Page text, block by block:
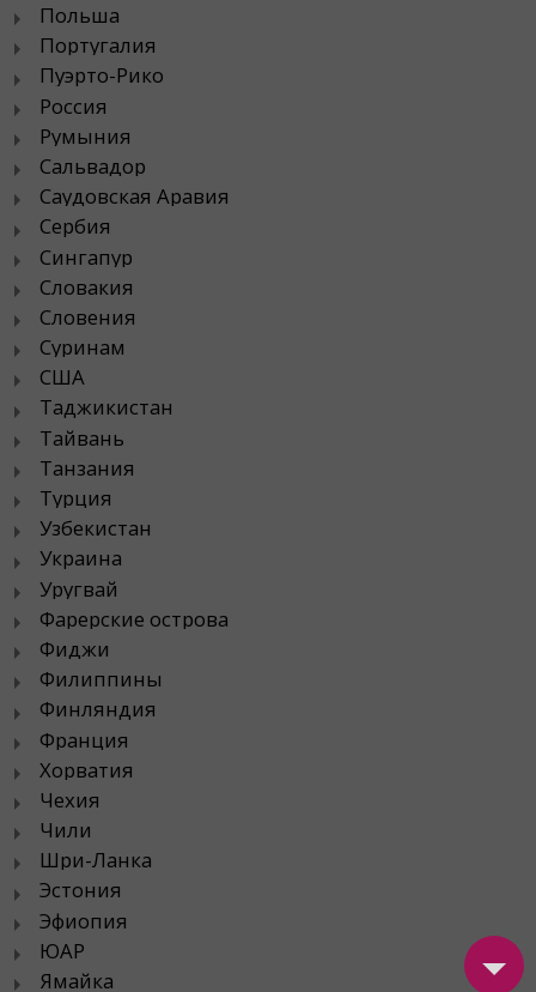
Польша
Португалия
Пуэрто-Рико
Россия
Румыния
Сальвадор
Саудовская Аравия
Сербия
Сингапур
Словакия
Словения
Суринам
США
Таджикистан
Тайвань
Танзания
Турция
Узбекистан
Украина
Уругвай
Фарерские острова
Фиджи
Филиппины
Финляндия
Франция
Хорватия
Чехия
Чили
Шри-Ланка
Эстония
Эфиопия
ЮАР
Ямайка